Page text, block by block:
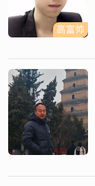
高富帅